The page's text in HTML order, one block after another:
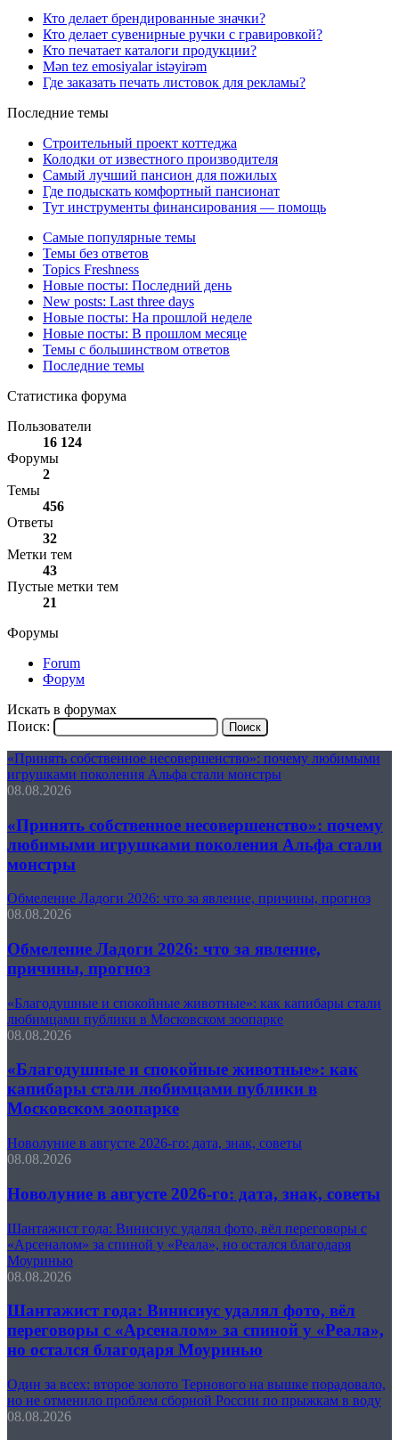
Кто делает брендированные значки?
Кто делает сувенирные ручки с гравировкой?
Кто печатает каталоги продукции?
Mən tez emosiyalar istəyirəm
Где заказать печать листовок для рекламы?
Последние темы
Строительный проект коттеджа
Колодки от известного производителя
Самый лучший пансион для пожилых
Где подыскать комфортный пансионат
Тут инструменты финансирования — помощь
Самые популярные темы
Темы без ответов
Topics Freshness
Новые посты: Последний день
New posts: Last three days
Новые посты: На прошлой неделе
Новые посты: В прошлом месяце
Темы с большинством ответов
Последние темы
Статистика форума
Пользователи
16 124
Форумы
2
Темы
456
Ответы
32
Метки тем
43
Пустые метки тем
21
Форумы
Forum
Форум
Искать в форумах
Поиск:
«Принять собственное несовершенство»: почему любимыми
игрушками поколения Альфа стали монстры
08.08.2026
«Принять собственное несовершенство»: почему
любимыми игрушками поколения Альфа стали
монстры
Обмеление Ладоги 2026: что за явление, причины, прогноз
08.08.2026
Обмеление Ладоги 2026: что за явление,
причины, прогноз
«Благодушные и спокойные животные»: как капибары стали
любимцами публики в Московском зоопарке
08.08.2026
«Благодушные и спокойные животные»: как
капибары стали любимцами публики в
Московском зоопарке
Новолуние в августе 2026-го: дата, знак, советы
08.08.2026
Новолуние в августе 2026-го: дата, знак, советы
Шантажист года: Винисиус удалял фото, вёл переговоры с
«Арсеналом» за спиной у «Реала», но остался благодаря
Моуринью
08.08.2026
Шантажист года: Винисиус удалял фото, вёл
переговоры с «Арсеналом» за спиной у «Реала»,
но остался благодаря Моуринью
Один за всех: второе золото Тернового на вышке порадовало,
но не отменило проблем сборной России по прыжкам в воду
08.08.2026